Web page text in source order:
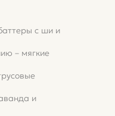
с ши и
– мягкие
и